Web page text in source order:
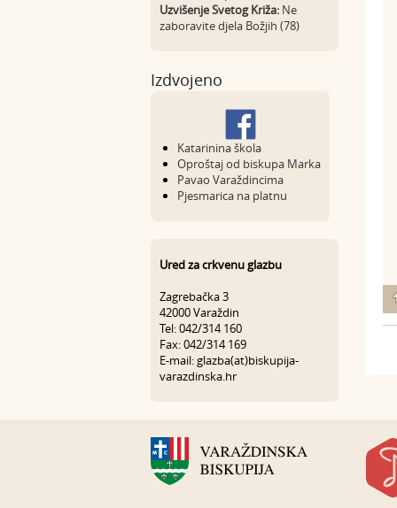
Uzvišenje Svetog Križa: Ne
zaboravite djela Božjih (78)
Izdvojeno
Katarinina škola
Oproštaj od biskupa Marka
Pavao Varaždincima
Pjesmarica na platnu
Ured za crkvenu glazbu
Zagrebačka 3
42000 Varaždin
Tel: 042/314 160
Fax: 042/314 169
E-mail: glazba(at)biskupija-
varazdinska.hr